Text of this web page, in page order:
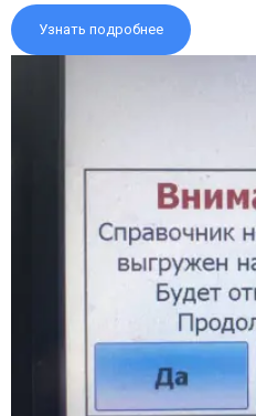
Узнать подробнее